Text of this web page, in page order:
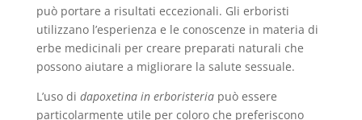
può portare a risultati eccezionali. Gli erboristi
utilizzano l’esperienza e le conoscenze in materia di
erbe medicinali per creare preparati naturali che
possono aiutare a migliorare la salute sessuale.
L’uso di dapoxetina in erboristeriapuò essere
particolarmente utile per coloro che preferiscono